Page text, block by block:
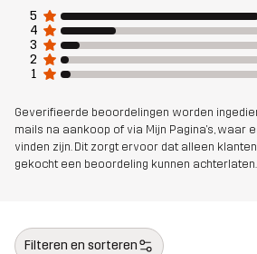
5
4
3
2
1
Geverifieerde beoordelingen worden
mails na aankoop of via Mijn Pagina's, waar
vinden zijn. Dit zorgt ervoor dat alleen
gekocht een beoordeling kunnen achterlaten.
Filteren en sorteren